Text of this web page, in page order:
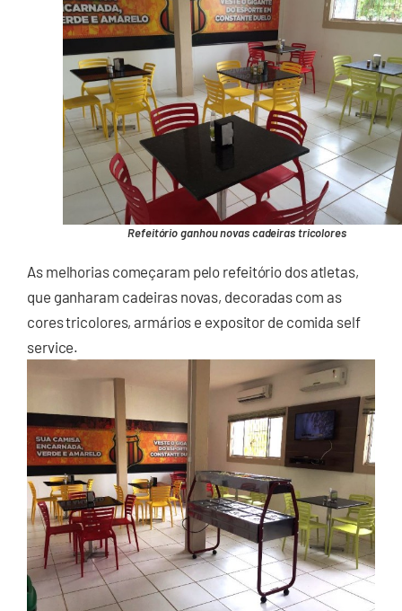
Refeitório ganhou novas cadeiras tricolores
As melhorias começaram pelo refeitório dos atletas,
que ganharam cadeiras novas, decoradas com as
cores tricolores, armários e expositor de comida self
service.